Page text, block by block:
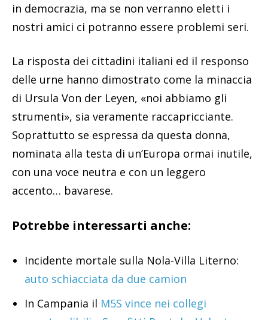
in democrazia, ma se non verranno eletti i
nostri amici ci potranno essere problemi seri.
La risposta dei cittadini italiani ed il responso
delle urne hanno dimostrato come la minaccia
di Ursula Von der Leyen, «noi abbiamo gli
strumenti», sia veramente raccapricciante.
Soprattutto se espressa da questa donna,
nominata alla testa di un’Europa ormai inutile,
con una voce neutra e con un leggero
accento… bavarese.
Potrebbe interessarti anche:
Incidente mortale sulla Nola-Villa Literno:
auto schiacciata da due camion
In Campania il M5S vince nei collegi